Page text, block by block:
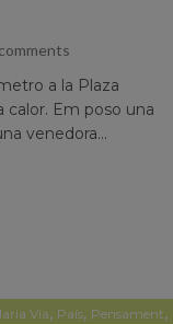
a la Plaza
calor. Em poso una
venedora...
Via, País, Pensament,